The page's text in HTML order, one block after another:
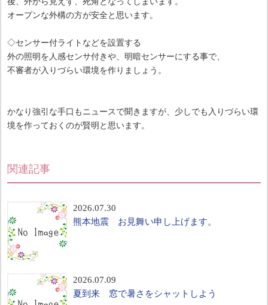
オープンな外構の方が安全と思います。
◇センサー付ライトなどを設置する
外の照明を人感センサ付きや、明暗センサーにする事で、
不審者が入りづらい環境を作りましょう。
かなり強引な手口もニュースで聞きますが、少しでも入りづらい環
境を作っておくのが賢明と思います。
関連記事
2026.07.30
熊本地震 お見舞い申し上げます。
2026.07.09
夏到来 窓で暑さをシャットしよう